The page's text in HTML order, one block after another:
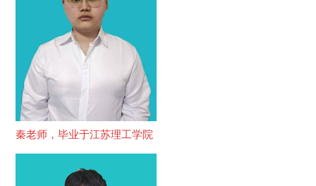
秦老师，毕业于江苏理工学院